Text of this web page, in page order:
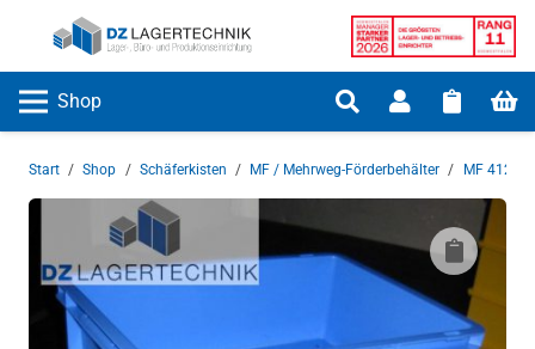
Shop
Start / Shop / Schäferkisten / MF / Mehrweg-Förderbehälter / MF 4120